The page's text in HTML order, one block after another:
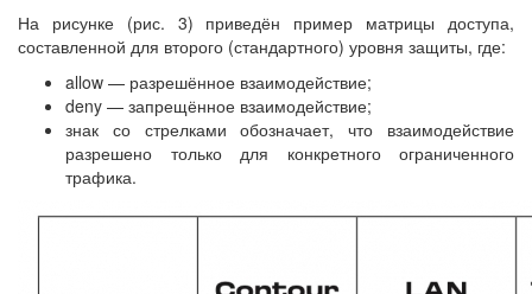
На рисунке (рис. 3) приведён пример матрицы доступа,
составленной для второго (стандартного) уровня защиты, где:
allow — разрешённое взаимодействие;
deny — запрещённое взаимодействие;
знак со стрелками обозначает, что взаимодействие
разрешено только для конкретного ограниченного
трафика.